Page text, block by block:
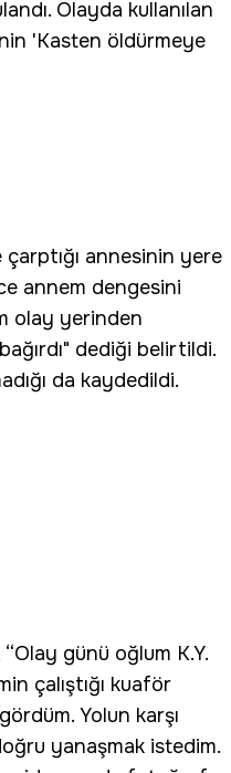
Olayda kullanılan
'Kasten öldürmeye
annesinin yere
annem dengesini
olay yerinden
dediği belirtildi.
da kaydedildi.
günü oğlum K.Y.
çalıştığı kuaför
Yolun karşı
yanaşmak istedim.